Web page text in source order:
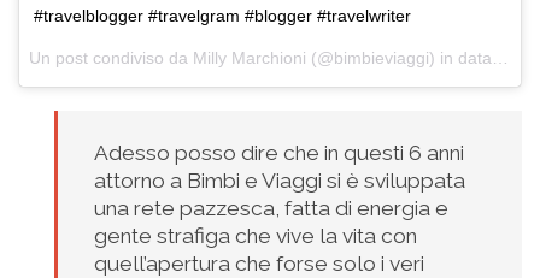
#travelblogger #travelgram #blogger #travelwriter
Adesso posso dire che in questi 6 anni
attorno a Bimbi e Viaggi si è sviluppata
una rete pazzesca, fatta di energia e
gente strafiga che vive la vita con
quell’apertura che forse solo i veri